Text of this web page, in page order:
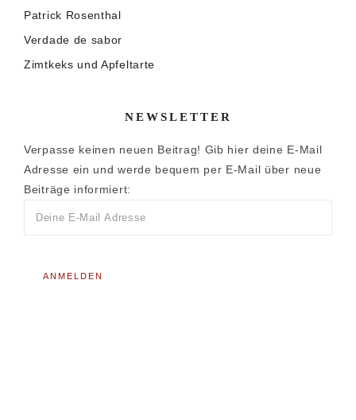
Patrick Rosenthal
Verdade de sabor
Zimtkeks und Apfeltarte
NEWSLETTER
Verpasse keinen neuen Beitrag! Gib hier deine E-Mail
Adresse ein und werde bequem per E-Mail über neue
Beiträge informiert: